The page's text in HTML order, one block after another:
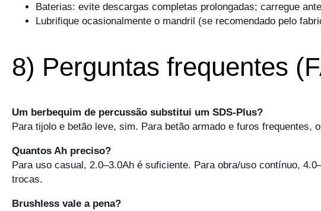
Baterias: evite descargas completas prolongadas; carregue
Lubrifique ocasionalmente o mandril (se recomendado pelo
8) Perguntas frequentes
Um berbequim de percussão substitui um SDS-Plus?
Para tijolo e betão leve, sim. Para betão armado e furos frequentes,
Quantos Ah preciso?
Para uso casual, 2.0–3.0Ah é suficiente. Para obra/uso contínuo,
trocas.
Brushless vale a pena?